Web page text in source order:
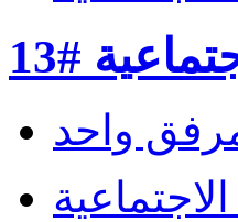
#13
واحد